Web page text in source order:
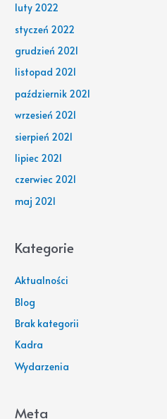
luty 2022
styczeń 2022
grudzień 2021
listopad 2021
październik 2021
wrzesień 2021
sierpień 2021
lipiec 2021
czerwiec 2021
maj 2021
Kategorie
Aktualności
Blog
Brak kategorii
Kadra
Wydarzenia
Meta